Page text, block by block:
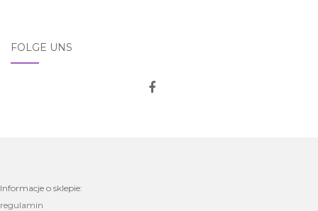
FOLGE UNS
Informacje o sklepie:
regulamin